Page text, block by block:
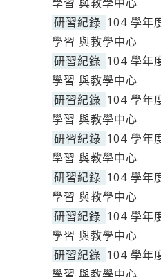
研習紀錄 104 學年
學習 與教學中心
研習紀錄 104 學年
學習 與教學中心
研習紀錄 104 學年
學習 與教學中心
研習紀錄 104 學年
學習 與教學中心
研習紀錄 104 學年
學習 與教學中心
研習紀錄 104 學年
學習 與教學中心
研習紀錄 104 學年